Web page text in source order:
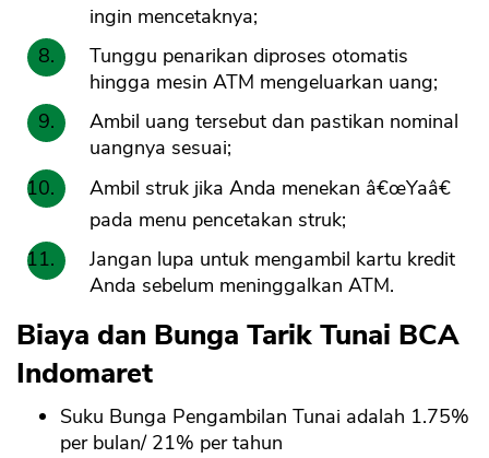
ingin mencetaknya;
Tunggu penarikan diproses otomatis
hingga mesin ATM mengeluarkan uang;
Ambil uang tersebut dan pastikan nominal
uangnya sesuai;
Ambil struk jika Anda menekan â€œYaâ€
pada menu pencetakan struk;
Jangan lupa untuk mengambil kartu kredit
Anda sebelum meninggalkan ATM.
Biaya dan Bunga Tarik Tunai BCA
Indomaret
Suku Bunga Pengambilan Tunai adalah 1.75%
per bulan/ 21% per tahun